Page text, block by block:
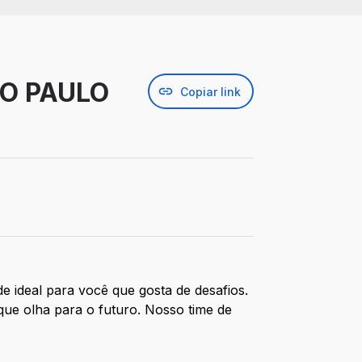
PAULO Copiar link
ideal para você que gosta de desafios.
olha para o futuro. Nosso time de